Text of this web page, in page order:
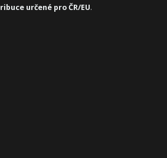
určené pro ČR/EU.